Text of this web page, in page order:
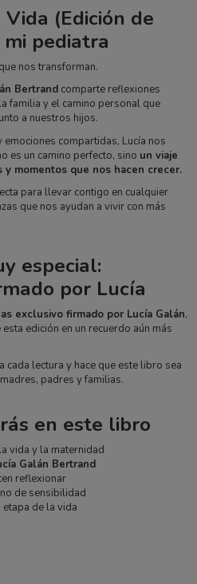
(Edición de
pediatra
nos transforman.
Bertrandcomparte reflexiones
familia y el camino personal que
a nuestros hijos.
compartidas, Lucía nos
es un camino perfecto, sino un viaje
momentos que nos hacen crecer.
para llevar contigo en cualquier
que nos ayudan a vivir con más
especial:
por Lucía
exclusivo firmado por Lucía Galán,
edición en un recuerdo aún más
cada lectura y hace que este libro sea
padres y familias.
en este libro
vida y la maternidad
Galán Bertrand
reflexionar
de sensibilidad
de la vida